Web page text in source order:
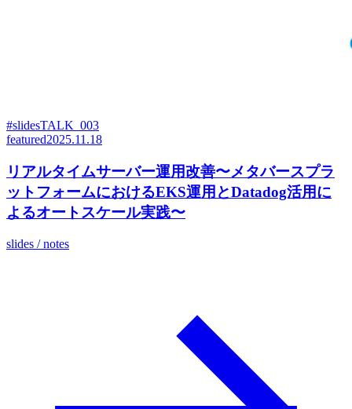
#slidesTALK_003
featured2025.11.18
リアルタイムサーバー運用改善〜メタバースプラ
ットフォームにおけるEKS運用とDatadog活用に
よるオートスケール実践〜
slides / notes